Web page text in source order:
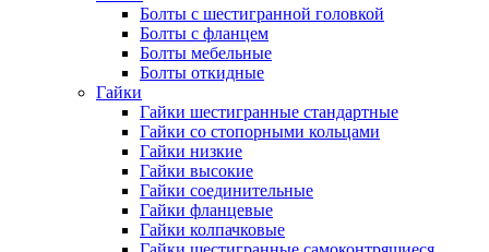
Болты с шестигранной головкой
Болты с фланцем
Болты мебельные
Болты откидные
Гайки
Гайки шестигранные стандартные
Гайки со стопорными кольцами
Гайки низкие
Гайки высокие
Гайки соединительные
Гайки фланцевые
Гайки колпачковые